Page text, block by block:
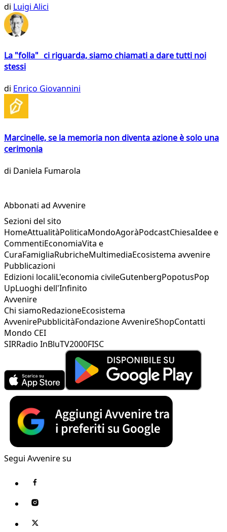
di Luigi Alici
La "folla" ci riguarda, siamo chiamati a dare tutti noi
stessi
di Enrico Giovannini
Marcinelle, se la memoria non diventa azione è solo una
cerimonia
di Daniela Fumarola
Abbonati ad Avvenire
Sezioni del sito
HomeAttualitàPoliticaMondoAgoràPodcastChiesaIdee e
CommentiEconomiaVita e
CuraFamigliaRubricheMultimediaEcosistema avvenire
Pubblicazioni
Edizioni localiL'economia civileGutenbergPopotusPop
UpLuoghi dell'Infinito
Avvenire
Chi siamoRedazioneEcosistema
AvvenirePubblicitàFondazione AvvenireShopContatti
Mondo CEI
SIRRadio InBluTV2000FISC
Segui Avvenire su